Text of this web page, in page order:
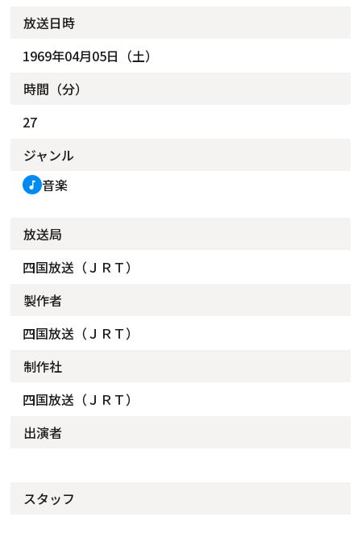
放送日時
1969年04月05日（土）
時間（分）
27
ジャンル
music_note 音楽
放送局
四国放送（ＪＲＴ）
製作者
四国放送（ＪＲＴ）
制作社
四国放送（ＪＲＴ）
出演者
スタッフ